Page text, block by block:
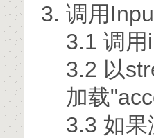
调用
3.1 调
3.2 以
加载
3.3 如